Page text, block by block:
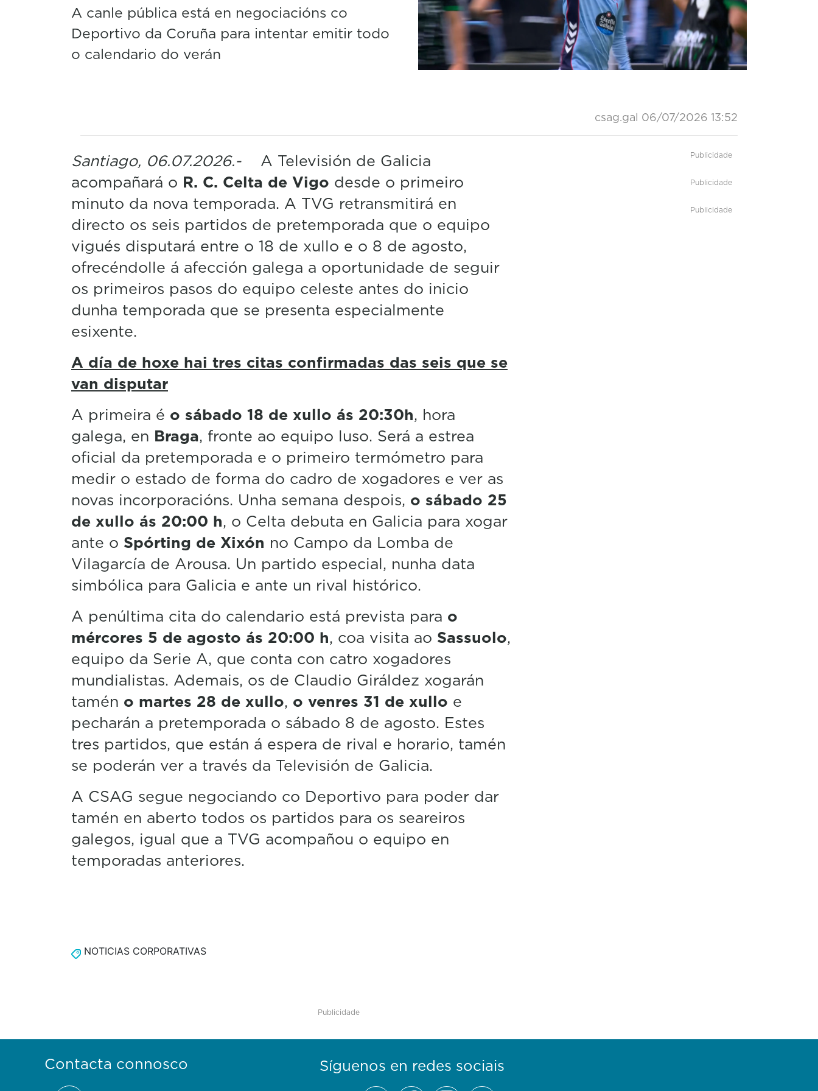
A canle pública está en negociacións co
Deportivo da Coruña para intentar emitir todo
o calendario do verán
csag.gal 06/07/2026 13:52
Santiago, 06.07.2026.-A Televisión de Galicia
acompañará o R. C. Celta de Vigo desde o primeiro
minuto da nova temporada. A TVG retransmitirá en
directo os seis partidos de pretemporada que o equipo
vigués disputará entre o 18 de xullo e o 8 de agosto,
ofrecéndolle á afección galega a oportunidade de seguir
os primeiros pasos do equipo celeste antes do inicio
dunha temporada que se presenta especialmente
esixente.
A día de hoxe hai tres citas confirmadas das seis que se
van disputar
A primeira é o sábado 18 de xullo ás 20:30h, hora
galega, en Braga, fronte ao equipo luso. Será a estrea
oficial da pretemporada e o primeiro termómetro para
medir o estado de forma do cadro de xogadores e ver as
novas incorporacións. Unha semana despois, o sábado 25
de xullo ás 20:00 h, o Celta debuta en Galicia para xogar
ante o Spórting de Xixón no Campo da Lomba de
Vilagarcía de Arousa. Un partido especial, nunha data
simbólica para Galicia e ante un rival histórico.
A penúltima cita do calendario está prevista para o
mércores 5 de agosto ás 20:00 h, coa visita ao Sassuolo,
equipo da Serie A, que conta con catro xogadores
mundialistas. Ademais, os de Claudio Giráldez xogarán
tamén o martes 28 de xullo, o venres 31 de xullo e
pecharán a pretemporada o sábado 8 de agosto. Estes
tres partidos, que están á espera de rival e horario, tamén
se poderán ver a través da Televisión de Galicia.
A CSAG segue negociando co Deportivo para poder dar
tamén en aberto todos os partidos para os seareiros
galegos, igual que a TVG acompañou o equipo en
temporadas anteriores.
Publicidade
Publicidade
Publicidade
NOTICIAS CORPORATIVAS
Publicidade
Contacta connosco Síguenos en redes sociais